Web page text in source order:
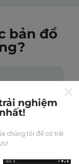
bản đồ
thực hiện
nghiệm
chúng tôi để có trải